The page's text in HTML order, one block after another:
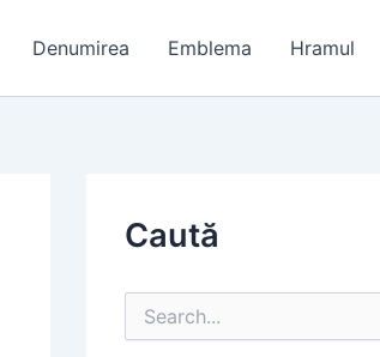
Denumirea Emblema Hramul
Caută